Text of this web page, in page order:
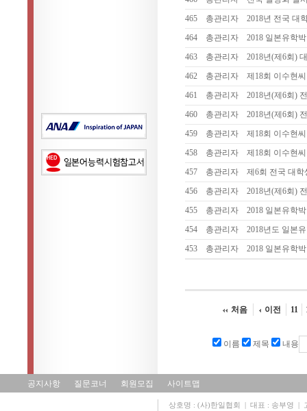
465
총관리자
2018년 전국 대
464
총관리자
2018 일본유학
463
총관리자
2018년(제6회)
462
총관리자
제18회 이수현
461
총관리자
2018년(제6회)
460
총관리자
2018년(제6회)
459
총관리자
제18회 이수현
458
총관리자
제18회 이수현
457
총관리자
제6회 전국 대
456
총관리자
2018년(제6회)
455
총관리자
2018 일본유학
454
총관리자
2018년도 일본
453
총관리자 2018 일본유학
처음 이전 11
이름 제목 내용
공지사항 질문코너 회원모집 사이트맵
상호명 : (사)한일협회 | 대표 : 송부영 |